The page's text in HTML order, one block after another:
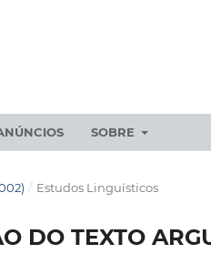
SOBRE
/ Estudos Linguísticos
DO TEXTO